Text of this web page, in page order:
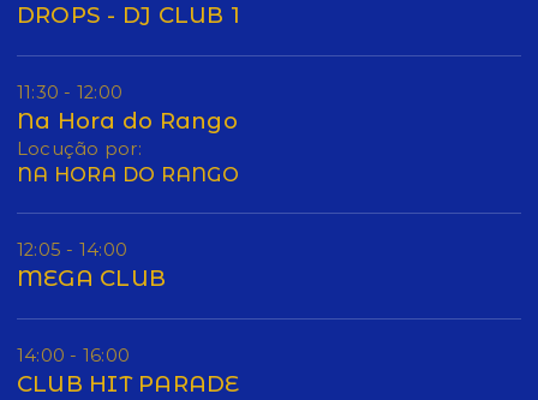
DROPS - DJ CLUB 1
11:30 - 12:00
Na Hora do Rango
Locução por:
NA HORA DO RANGO
12:05 - 14:00
MEGA CLUB
14:00 - 16:00
CLUB HIT PARADE